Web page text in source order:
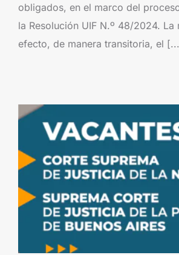
obligados, en el marco del
la Resolución UIF N.º 48/2024. La
efecto, de manera transitoria, el